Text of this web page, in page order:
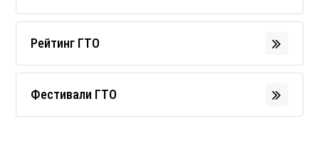
Рейтинг ГТО
Фестивали ГТО